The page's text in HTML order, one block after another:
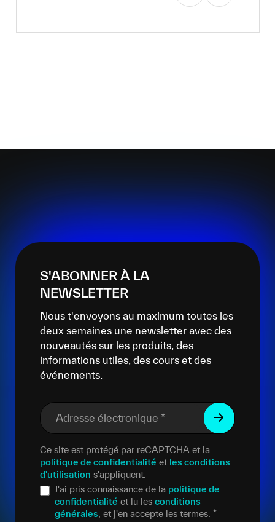
S'ABONNER À LA
NEWSLETTER
Nous t'envoyons au maximum toutes les
deux semaines une newsletter avec des
nouveautés sur les produits, des
informations utiles, des cours et des
événements.
Adresse électronique *
Ce site est protégé par reCAPTCHA et la
politique de confidentialité et les conditions
d'utilisation s'appliquent.
J'ai pris connaissance de la politique de
confidentialité et lu les conditions
générales, et j'en accepte les termes. *